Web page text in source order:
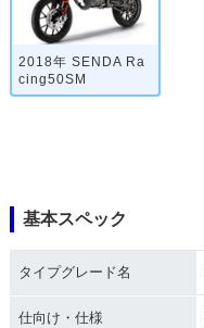
2018年 SENDA Ra
cing50SM
基本スペック
タイプグレード名
仕向け・仕様